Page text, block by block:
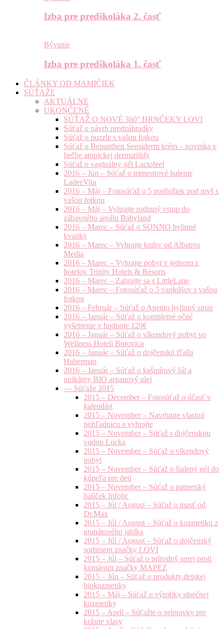
Izba pre predškoláka 2. časť
Bývanie
Izba pre predškoláka 1. časť
ČLÁNKY OD MAMIČIEK
SÚŤAŽE
AKTUÁLNE
UKONČENÉ
SÚŤAŽ O NOVÉ 360° HRNČEKY LOVI
Súťaž o návrh predzáhradky
Súťaž o puzzle s vašou fotkou
Súťaž o Bepanthen Sensiderm krém – novinka v
liečbe atopickej dermatitídy
Súťaž o vaginálny gél Lactofeel
2016 – Jún – Súťaž o trimestrové balenie
LadeeVita
2016 – Máj – Fotosúťaž o 5 podložiek pod myš s
vašou fotkou
2016 – Máj – Vyhrajte rodinný vstup do
zábavného areálu Babyland
2016 – Marec – Súťaž o SONNO bylinné
kvapky
2016 – Marec – Vyhrajte knihy od Albatros
Media
2016 – Marec – Vyhrajte pobyt v jednom z
hotelov Trinity Hotels & Resorts
2016 – Marec – Zahrajte sa s LittleLane
2016 – Marec – Fotosúťaž o 5 vankúšov s vašou
fotkou
2016 – Február – Súťaž o Apetito bylinný sirup
2016 – Január – Súťaž o kompletné očné
vyšetrenie v hodnote 120€
2016 – Január – Súťaž o víkendový pobyt vo
Wellness Hoteli Borovica
2016 – Január – Súťaž o dojčenskú fľašu
Haberman
2016 – Január – Súťaž o kašmírový šál a
unikátny BIO arganový olej
— Súťaže 2015
2015 – December – Fotosúťaž o účasť v
kalendári
2015 – November – Navrhnite vlastnú
pohľadnicu a vyhrajte
2015 – November – Súťaž s dojčenskou
vodou Lucka
2015 – November – Súťaž o víkendový
pobyt
2015 – November – Súťaž o šialený gél do
kúpeľa pre deti
2015 – November – Súťaž o patnerský
balíček Infolic
2015 – Júl / August – Súťaž o masť od
Dr.Max
2015 – Júl / August – Súťaž o kozmetiku z
granátového jablka
2015 – Júl / August – Súťaž o dojčenský
sortiment značky LOVI
2015 – Júl – Súťaž o prírodný sprej proti
komárom značky MAPEZ
2015 – Jún – Súťaž o produkty detskej
biokozmetiky
2015 – Máj – Súťaž o výrobky slnečnej
kozmetiky
2015 – Apríl – Súťažte o prípravky pre
krásne vlasy